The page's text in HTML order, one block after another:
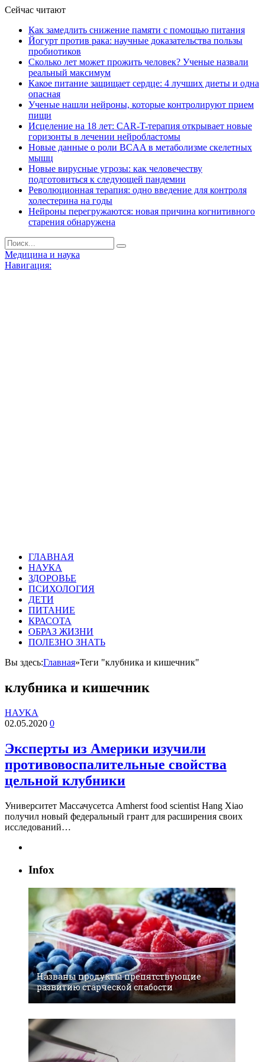
Сейчас читают
Как замедлить снижение памяти с помощью питания
Йогурт против рака: научные доказательства пользы
пробиотиков
Сколько лет может прожить человек? Ученые назвали
реальный максимум
Какое питание защищает сердце: 4 лучших диеты и одна
опасная
Ученые нашли нейроны, которые контролируют прием
пищи
Исцеление на 18 лет: CAR-T-терапия открывает новые
горизонты в лечении нейробластомы
Новые данные о роли BCAA в метаболизме скелетных
мышц
Новые вирусные угрозы: как человечеству
подготовиться к следующей пандемии
Революционная терапия: одно введение для контроля
холестерина на годы
Нейроны перегружаются: новая причина когнитивного
старения обнаружена
Медицина и наука
Навигация:
ГЛАВНАЯ
НАУКА
ЗДОРОВЬЕ
ПСИХОЛОГИЯ
ДЕТИ
ПИТАНИЕ
КРАСОТА
ОБРАЗ ЖИЗНИ
ПОЛЕЗНО ЗНАТЬ
Вы здесь:Главная»Теги "клубника и кишечник"
клубника и кишечник
НАУКА
02.05.2020 0
Эксперты из Америки изучили
противовоспалительные свойства
цельной клубники
Университет Массачусетса Amherst food scientist Hang Xiao
получил новый федеральный грант для расширения своих
исследований…
Infox
Названы продукты препятствующие
развитию старческой слабости